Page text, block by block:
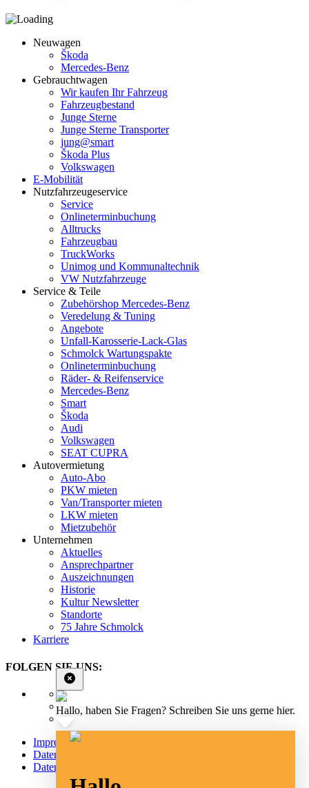
Neuwagen
Škoda
Mercedes-Benz
Gebrauchtwagen
Wir kaufen Ihr Fahrzeug
Fahrzeugbestand
Junge Sterne
Junge Sterne Transporter
jung@smart
Škoda Plus
Volkswagen
E-Mobilität
Nutzfahrzeugeservice
Service
Onlineterminbuchung
Alltrucks
Fahrzeugbau
TruckWorks
Unimog und Kommunaltechnik
VW Nutzfahrzeuge
Service & Teile
Zubehörshop Mercedes-Benz
Veredelung & Tuning
Angebote
Unfall-Karosserie-Lack-Glas
Schmolck Wartungspakte
Onlineterminbuchung
Räder- & Reifenservice
Mercedes-Benz
Smart
Škoda
Audi
Volkswagen
SEAT CUPRA
Autovermietung
Auto-Abo
PKW mieten
Van/Transporter mieten
LKW mieten
Mietzubehör
Unternehmen
Aktuelles
Ansprechpartner
Auszeichnungen
Historie
Kultur Newsletter
Standorte
75 Jahre Schmolck
Karriere
FOLGEN SIE UNS:
Impressum
Datenschutz
Datenschutz Social Media
Hallo, haben Sie Fragen? Schreiben Sie uns gerne hier.